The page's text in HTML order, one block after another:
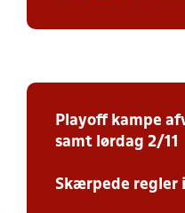
Playoff kampe
samt lørdag 2/11
Skærpede regler